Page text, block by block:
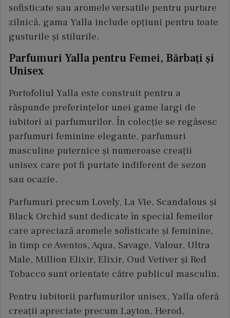
sofisticate sau aromele versatile pentru purtare
zilnică, gama Yalla include opțiuni pentru toate
gusturile și stilurile.
Parfumuri Yalla pentru Femei, Bărbați și
Unisex
Portofoliul Yalla este construit pentru a
răspunde preferințelor unei game largi de
iubitori ai parfumurilor. În colecție se regăsesc
parfumuri feminine elegante, parfumuri
masculine puternice și numeroase creații
unisex care pot fi purtate indiferent de sezon
sau ocazie.
Parfumuri precum Lovely, La Vie, Scandalous și
Black Orchid sunt dedicate în special femeilor
care apreciază aromele sofisticate și feminine,
în timp ce Aventos, Aqua, Savage, Valour, Ultra
Male, Million Elixir, Elixir, Oud Vetiver și Red
Tobacco sunt orientate către publicul masculin.
Pentru iubitorii parfumurilor unisex, Yalla oferă
creații apreciate precum Layton, Herod,